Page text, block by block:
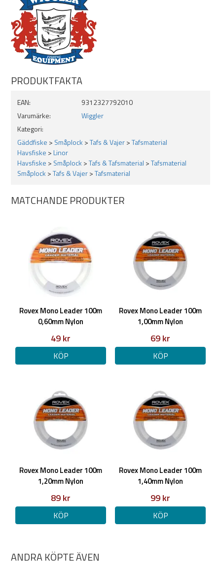
PRODUKTFAKTA
EAN:
9312327792010
Varumärke:
Wiggler
Kategori:
Gäddfiske > Småplock >Tafs & Vajer>Tafsmaterial
Havsfiske >Linor
Havsfiske > Småplock >Tafs & Tafsmaterial >Tafsmaterial
Småplock >Tafs & Vajer>Tafsmaterial
MATCHANDE PRODUKTER
Rovex Mono Leader 100m
0,60mm Nylon
49 kr
KÖP
Rovex Mono Leader 100m
1,00mm Nylon
69 kr
KÖP
Rovex Mono Leader 100m
1,20mm Nylon
89 kr
KÖP
Rovex Mono Leader 100m
1,40mm Nylon
99 kr
KÖP
ANDRA KÖPTE ÄVEN